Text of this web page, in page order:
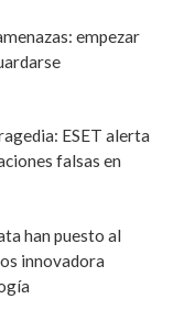
empezar
ESET alerta
falsas en
han puesto al
innovadora